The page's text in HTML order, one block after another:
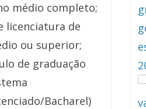
médio completo;
licenciatura de
ou superior;
de graduação
Bacharel)